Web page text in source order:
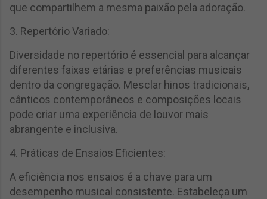
que compartilhem a mesma paixão pela adoração.
3. Repertório Variado:
Diversidade no repertório é essencial para alcançar
diferentes faixas etárias e preferências musicais
dentro da congregação. Mesclar hinos tradicionais,
cânticos contemporâneos e composições locais
pode criar uma experiência de louvor mais
abrangente e inclusiva.
4. Práticas de Ensaios Eficientes:
A eficiência nos ensaios é a chave para um
desempenho musical consistente. Estabeleça um